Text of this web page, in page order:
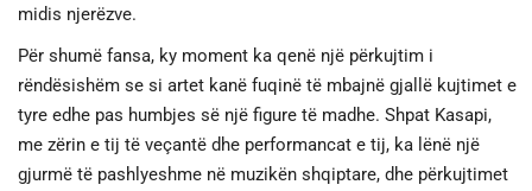
midis njerëzve.
Për shumë fansa, ky moment ka qenë një përkujtim i
rëndësishëm se si artet kanë fuqinë të mbajnë gjallë kujtimet e
tyre edhe pas humbjes së një figure të madhe. Shpat Kasapi,
me zërin e tij të veçantë dhe performancat e tij, ka lënë një
gjurmë të pashlyeshme në muzikën shqiptare, dhe përkujtimet